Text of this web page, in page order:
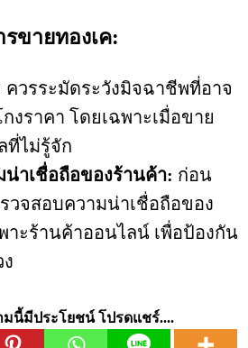
ขายทองเค:
ควรระมัดระวังมิจฉาชีพที่อาจ
งราคา โดยเฉพาะเมื่อขาย
ที่ไม่รู้จัก
าเชื่อถือของร้านค้า: ก่อน
วจสอบความน่าเชื่อถือของ
าะร้านค้าออนไลน์ เพื่อป้องกัน
มนี้มีประโยชน์ โปรดแชร์....